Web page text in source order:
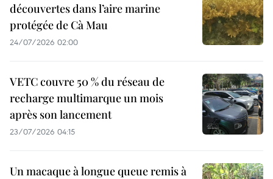
découvertes dans l’aire marine
protégée de Cà Mau
24/07/2026 02:00
VETC couvre 50 % du réseau de
recharge multimarque un mois
après son lancement
23/07/2026 04:15
Un macaque à longue queue remis à